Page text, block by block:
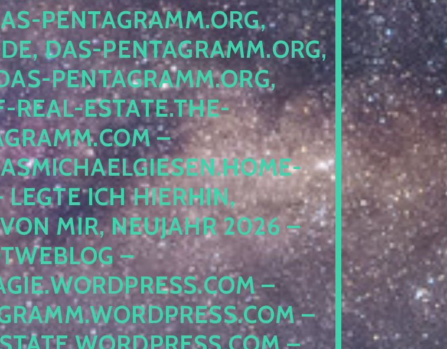
PENTAGRAMM.ORG, S
DAS-PENTAGRAMM.ORG, P
PENTAGRAMM.ORG, L
ESTATE.THE-P
– E
B
ICH HIERHIN, I
MIR, NEUJAHR 2026 – N
– F
– D
– L